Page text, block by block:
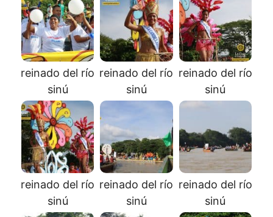
reinado del río
sinú
reinado del río
sinú
reinado del río
sinú
reinado del río
sinú
reinado del río
sinú
reinado del río
sinú